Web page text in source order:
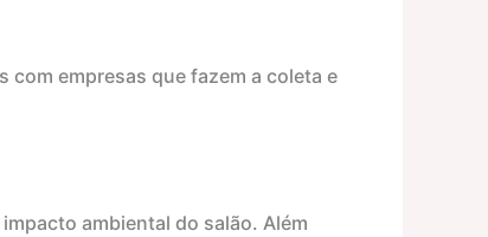
com empresas que fazem a coleta e
ambiental do salão. Além